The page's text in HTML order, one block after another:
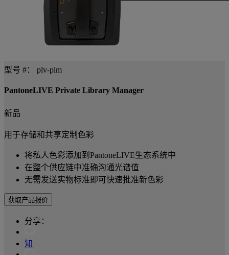
型号 #： plv-plm
PantoneLIVE Private Library Manager
新品
用于存储和共享定制色彩
将私人色彩添加到PantoneLIVE生态系统中
在整个供应链中准确沟通光谱值
无需发送实物标准即可快速批准新色彩
获取产品报价
分享：
知